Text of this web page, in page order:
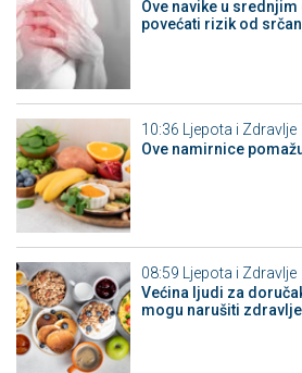
Ove navike u
povećati rizik od
10:36
Ljepota i Zdravlje
Ove namirnice
08:59 Ljepota i Zdravlje
Većina ljudi za
mogu narušiti zdravlje